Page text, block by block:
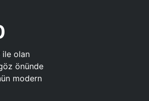
ile olan
önünde
modern